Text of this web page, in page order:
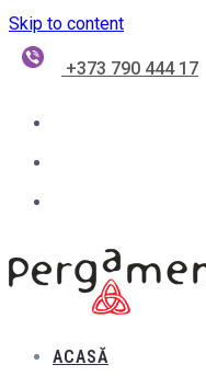
Skip to content
+373 790 444 17
ACASĂ